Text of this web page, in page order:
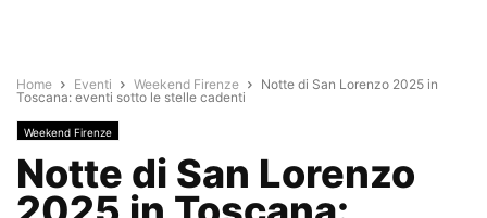
Home Eventi Weekend Firenze
Notte di San Lorenzo 2025 in
Toscana: eventi sotto le stelle cadenti
Weekend Firenze
Notte di San Lorenzo